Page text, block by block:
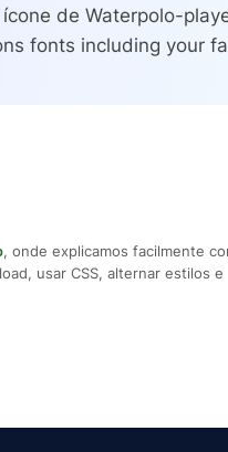
de Waterpolo-
fonts including your
, onde explicamos facilmente
usar CSS, alternar estilos e